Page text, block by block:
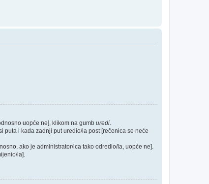
uopće ne], klikom na gumb uredi
puta i kada zadnji put uredio/la post [rečenica se neće
ako je administrator/ica tako odredio/la, uopće ne].
la].